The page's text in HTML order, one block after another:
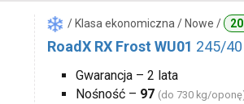
/ Klasa ekonomiczna / Nowe /
RoadX RX Frost WU01 245/40
Gwarancja – 2 lata
Nośność – 97 (do 730 kg/